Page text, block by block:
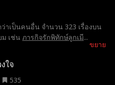
ขยาย
าเป็นคนอื่น จำนวน 323 เรื่องบน
ม เช่นภารกิจรักพิทักษ์ลูกเมี...
ใจ
535